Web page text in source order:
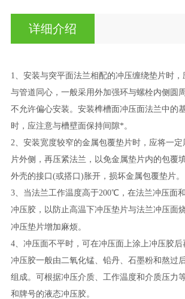
详细介绍
1、安装与突平面法兰相配的冲压缠绕垫片时
与管道同心，一般采用外加强环与螺栓内侧圆
不允许偏心安装。安装榫槽面冲压面法兰中的
时，应注意与槽壁面保持间隙*。
2、安装宽度较窄的金属包覆垫片时，应将一
片外侧，再压紧法兰，以免金属垫片内的包覆
外壳的接口(或搭口)胀开，损坏金属包覆垫片。
3、当法兰工作温度高于200℃，在法兰冲压面
冲压胶，以防止高温下冲压垫片与法兰冲压面
冲压垫片增加麻烦。
4、冲压面不平时，可在冲压面上涂上冲压胶后
冲压胶一般由二氧化锰、铅丹、石墨粉和熬过
组成。可根据冲压介质、工作温度和介质压力
和牌号的液态冲压胶。